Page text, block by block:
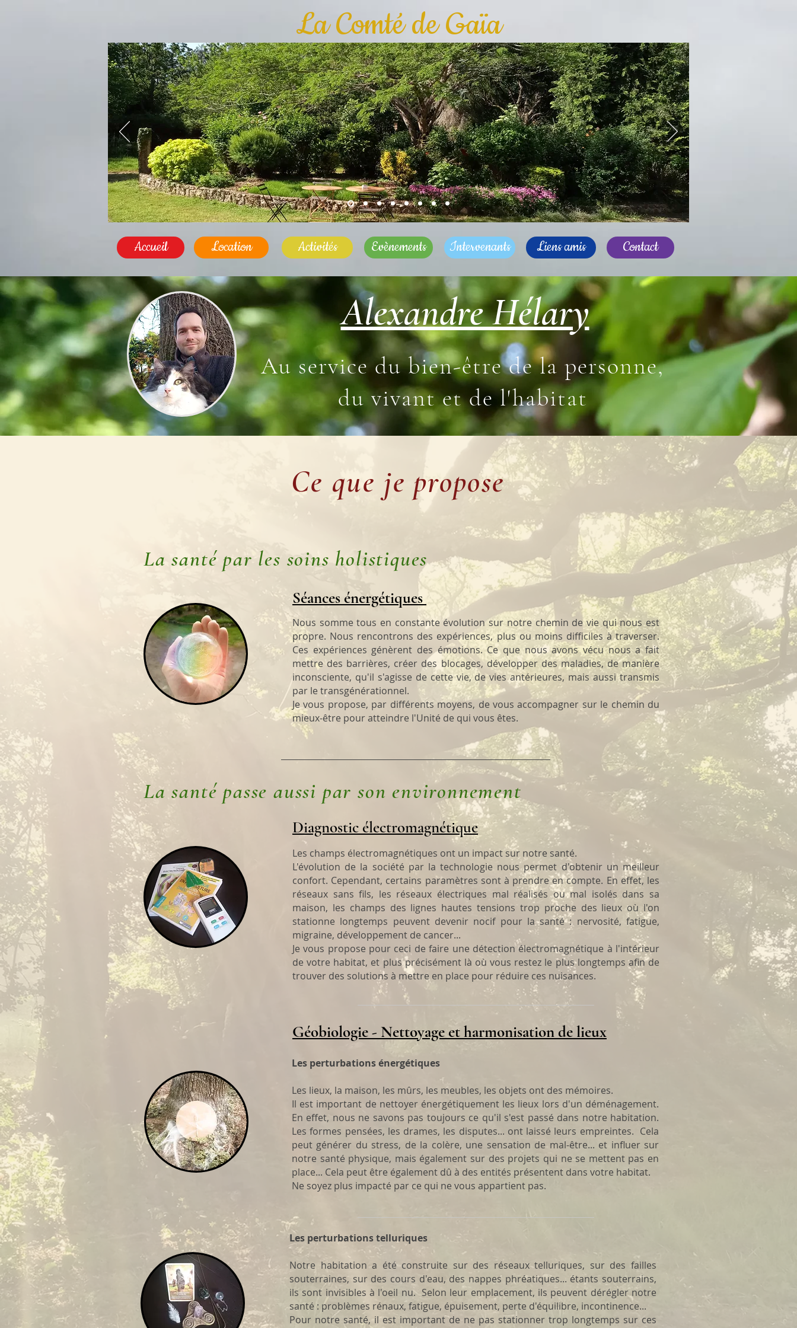
La Comté de Gaïa
Contact
Evènements
Activités Intervenants
Location
Accueil Liens amis
Alexandre Hélary
Au service du bien-êtrede la personne,
du vivant et de l'habitat
Ce que je propose
La santé par les soins holistiques
Séances énergétiques
Nous somme tous en constante évolution sur notre chemin de vie qui nous est
propre. Nous rencontrons des expériences, plus ou moins difficiles à traverser.
Ces expériences génèrent des émotions. Ce que nous avons vécu nous a fait
mettre des barrières, créer des blocages, développer des maladies, de manière
inconsciente, qu'il s'agisse de cette vie, de vies antérieures, mais aussi transmis
par le transgénérationnel.
Je vous propose, par différents moyens, de vous accompagner sur le chemin du
mieux-être pour atteindre l'Unité de qui vous êtes.
La santé passe aussi par son environnement
Diagnostic électromagnétique
Les champs électromagnétiques ont un impact sur notre santé.
L'évolution de la société par la technologie nous permet d'obtenir un meilleur
confort. Cependant, certains paramètres sont à prendre en compte. En effet, les
réseaux sans fils, les réseaux électriques mal réalisés ou mal isolés dans sa
maison, les champs des lignes hautes tensions trop proche des lieux où l'on
stationne longtemps peuvent devenir nocif pour la santé : nervosité, fatigue,
migraine, développement de cancer...
Je vous propose pour ceci de faire une détection électromagnétique à l'intérieur
de votre habitat, et plus précisément là où vous restez le plus longtemps afin de
trouver des solutions à mettre en place pour réduire ces nuisances.
Géobiologie - Nettoyage et harmonisation de lieux
Les perturbations énergétiques
Les lieux, la maison, les mûrs, les meubles, les objets ont des mémoires.
Il est important de nettoyer énergétiquement les lieux lors d'un déménagement.
En effet, nous ne savons pas toujours ce qu'il s'est passé dans notre habitation.
Les formes pensées, les drames, les disputes... ont laissé leurs empreintes. Cela
peut générer du stress, de la colère, une sensation de mal-être... et influer sur
notre santé physique, mais également sur des projets qui ne se mettent pas en
place... Cela peut être également dû à des entités présentent dans votre habitat.
Ne soyez plus impacté par ce qui ne vous appartient pas. ​
Les perturbations telluriques
Notre habitation a été construite sur des réseaux telluriques, sur des failles
souterraines, sur des cours d'eau, des nappes phréatiques... étants souterrains,
ils sont invisibles à l'oeil nu. Selon leur emplacement, ils peuvent dérégler notre
santé : problèmes rénaux, fatigue, épuisement, perte d'équilibre, incontinence...
Pour notre santé, il est important de ne pas stationner trop longtemps sur ces